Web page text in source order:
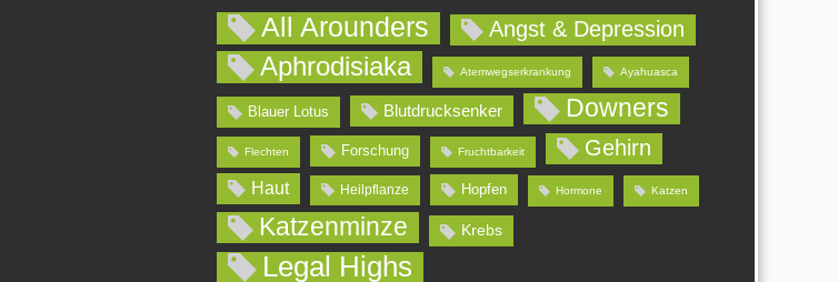
All Arounders Angst & Depression
Aphrodisiaka Atemwegserkrankung Ayahuasca
Blauer Lotus Blutdrucksenker Downers
Flechten Forschung Fruchtbarkeit Gehirn
Haut Heilpflanze Hopfen Hormone Katzen
Katzenminze Krebs
Legal Highs